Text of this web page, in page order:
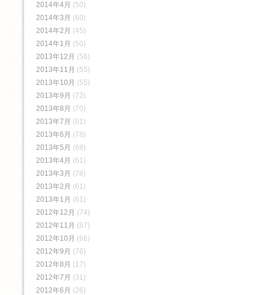
2014年4月 (50)
2014年3月 (60)
2014年2月 (45)
2014年1月 (50)
2013年12月 (56)
2013年11月 (55)
2013年10月 (55)
2013年9月 (72)
2013年8月 (70)
2013年7月 (61)
2013年6月 (78)
2013年5月 (68)
2013年4月 (61)
2013年3月 (78)
2013年2月 (61)
2013年1月 (61)
2012年12月 (74)
2012年11月 (67)
2012年10月 (66)
2012年9月 (76)
2012年8月 (17)
2012年7月 (31)
2012年6月 (26)